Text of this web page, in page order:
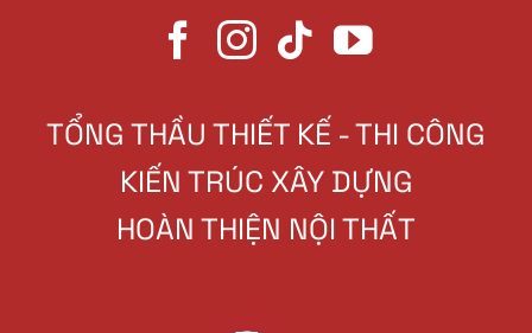
TỔNG THẦU THIẾT KẾ - THI CÔNG
KIẾN TRÚC XÂY DỰNG
HOÀN THIỆN NỘI THẤT